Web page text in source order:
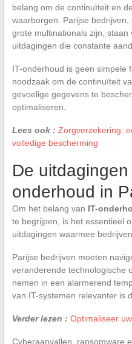
belang om de continuïteit en
waarborgen. Parijse
grote multinationals zijn, staan
uitdagingen die constante
IT-onderhoud is geen simpele
noodzaak om de continuïteit
gevoelige gegevens te
optimaliseren.
Lees ook : Zorgverzekering:
volledige bescherming
De uitdagingen
onderhoud in
Om het belang van IT-
te begrijpen, is het essentieel
uitdagingen waarmee
Parijse bedrijven moeten
veranderende technologische
nemen in een alarmerend
van IT-systemen relevanter is
Verder lezen : Optimaliseer
Cyberaanvallen, ransomware